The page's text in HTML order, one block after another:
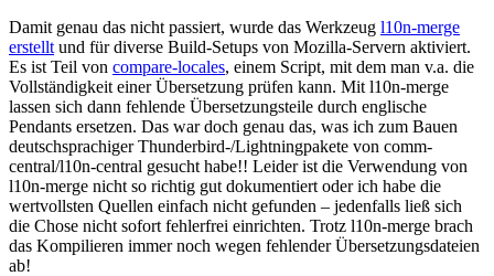
Damit genau das nicht passiert, wurde das Werkzeug l10n-merge
erstellt und für diverse Build-Setups von Mozilla-Servern aktiviert.
Es ist Teil von compare-locales, einem Script, mit dem man v.a. die
Vollständigkeit einer Übersetzung prüfen kann. Mit l10n-merge
lassen sich dann fehlende Übersetzungsteile durch englische
Pendants ersetzen. Das war doch genau das, was ich zum Bauen
deutschsprachiger Thunderbird-/Lightningpakete von comm-
central/l10n-central gesucht habe!! Leider ist die Verwendung von
l10n-merge nicht so richtig gut dokumentiert oder ich habe die
wertvollsten Quellen einfach nicht gefunden – jedenfalls ließ sich
die Chose nicht sofort fehlerfrei einrichten. Trotz l10n-merge brach
das Kompilieren immer noch wegen fehlender Übersetzungsdateien
ab!